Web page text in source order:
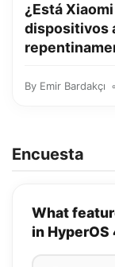
¿Está
dispositivos
By Emir Bardakçı
Encuesta
What
in HyperOS